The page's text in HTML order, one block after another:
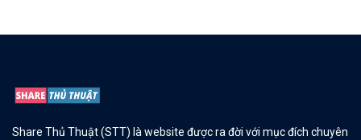
Share Thủ Thuật (STT) là website được ra đời với mục đích chuyên